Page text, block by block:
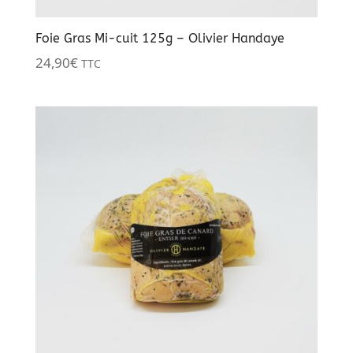
Foie Gras Mi-cuit 125g – Olivier Handaye
24,90€ TTC